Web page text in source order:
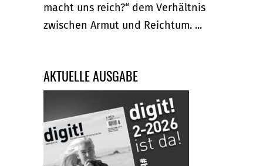
macht uns reich?“ dem Verhältnis
zwischen Armut und Reichtum. ...
AKTUELLE AUSGABE